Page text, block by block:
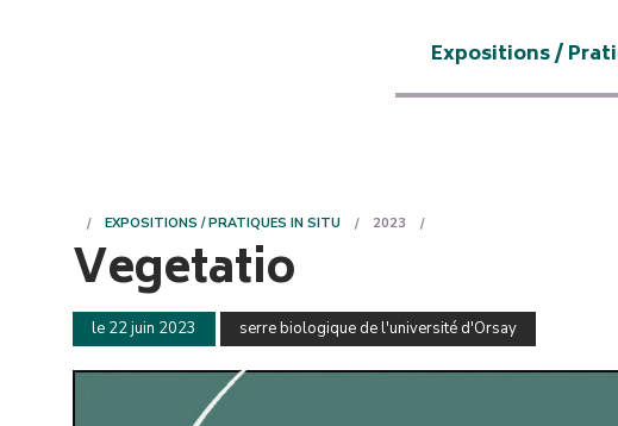
Expositions /
EXPOSITIONS / PRATIQUES IN SITU 2023
Vegetatio
le 22 juin 2023 serre biologique de l'université d'Orsay